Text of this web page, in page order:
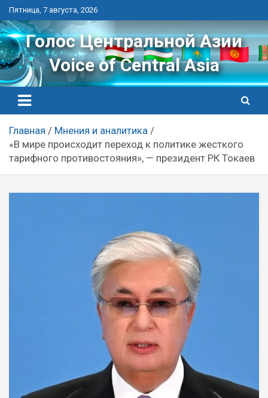
Перейти
к
контенту
Пятница, 7 августа, 2026
Голос Центральной Азии
Voice of Central Asia
Главная
Мнения и аналитика
«В мире происходит переход к политике жесткого
тарифного противостояния», — президент РК Токаев